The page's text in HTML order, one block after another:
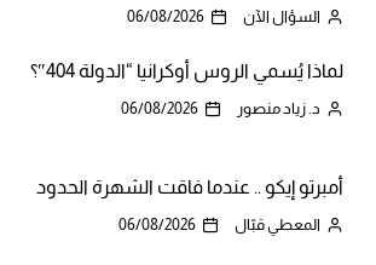
السؤال الآن 06/08/2026
لماذا يُسمي الروس أوكرانيا “الدولة 404″؟
د. زياد منصور 06/08/2026
أمبرتو إيكو .. عندما فاقت الشهرة الحدود
المعطي قبّال 06/08/2026